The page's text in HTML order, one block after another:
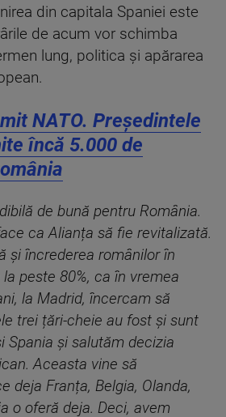
din capitala Spaniei este
de acum vor schimba
lung, politica și apărarea
NATO. Președintele
încă 5.000 de
de bună pentru România.
ca Alianța să fie revitalizată.
și încrederea românilor în
peste 80%, ca în vremea
la Madrid, încercam să
trei țări-cheie au fost și sunt
Spania și salutăm decizia
Aceasta vine să
deja Franța, Belgia, Olanda,
o oferă deja. Deci, avem